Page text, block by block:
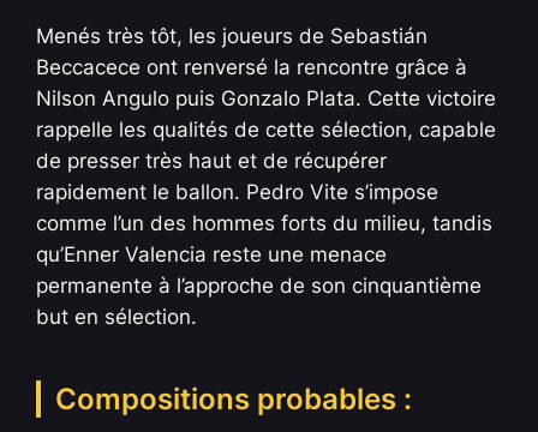
Menés très tôt, les joueurs de Sebastián
Beccacece ont renversé la rencontre grâce à
Nilson Angulo puis Gonzalo Plata. Cette victoire
rappelle les qualités de cette sélection, capable
de presser très haut et de récupérer
rapidement le ballon. Pedro Vite s’impose
comme l’un des hommes forts du milieu, tandis
qu’Enner Valencia reste une menace
permanente à l’approche de son cinquantième
but en sélection.
Compositions probables :